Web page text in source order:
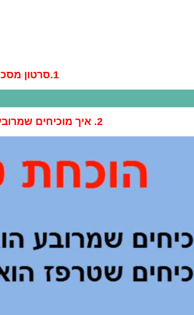
1.סרטון מסכם
2. איך מוכיחים שמרובע הוא טרפז